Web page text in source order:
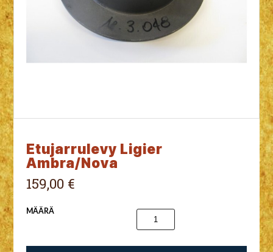
Etujarrulevy Ligier
Ambra/Nova
159,00 €
MÄÄRÄ